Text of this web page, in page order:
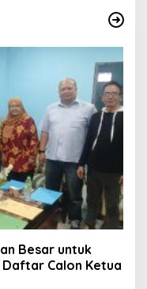
Besar untuk
Calon Ketua